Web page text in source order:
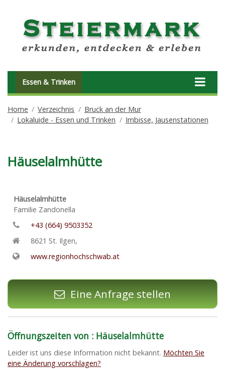
Essen & Trinken
Home Verzeichnis
Bruck an der Mur
Lokaluide - Essen und Trinken
Imbisse, Jausenstationen
Häuselalmhütte
Häuselalmhütte
Familie Zandonella
+43 (664) 9503352
8621 St. Ilgen,
www.regionhochschwab.at
Eine Anfrage stellen
Öffnungszeiten von : Häuselalmhütte
Leider ist uns diese Information nicht bekannt. Möchten Sie
eine Änderung vorschlagen?